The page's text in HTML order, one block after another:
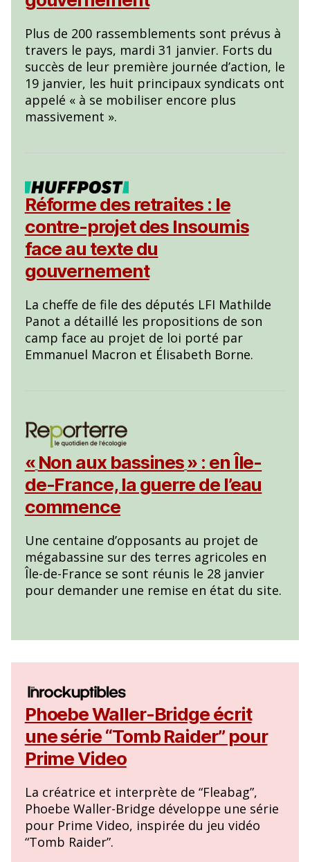
Plus de 200 rassemblements sont prévus à
travers le pays, mardi 31 janvier. Forts du
succès de leur première journée d’action, le
19 janvier, les huit principaux syndicats ont
appelé « à se mobiliser encore plus
massivement ».
Réforme des retraites : le
contre-projet des Insoumis
face au texte du
gouvernement
La cheffe de file des députés LFI Mathilde
Panot a détaillé les propositions de son
camp face au projet de loi porté par
Emmanuel Macron et Élisabeth Borne.
« Non aux bassines» : en Île-
de-France, la guerre de l’eau
commence
Une centaine d’opposants au projet de
mégabassine sur des terres agricoles en
Île-de-France se sont réunis le 28 janvier
pour demander une remise en état du site.
Phoebe Waller-Bridge écrit
une série “Tomb Raider” pour
Prime Video
La créatrice et interprète de “Fleabag”,
Phoebe Waller-Bridge développe une série
pour Prime Video, inspirée du jeu vidéo
“Tomb Raider”.